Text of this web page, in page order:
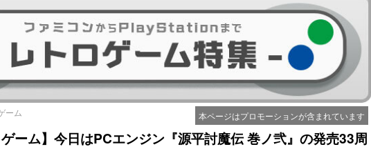
本ページはプロモーションが含まれています
ーム
ゲーム】今日はPCエンジン『源平討魔伝 巻ノ弐』の発売33周